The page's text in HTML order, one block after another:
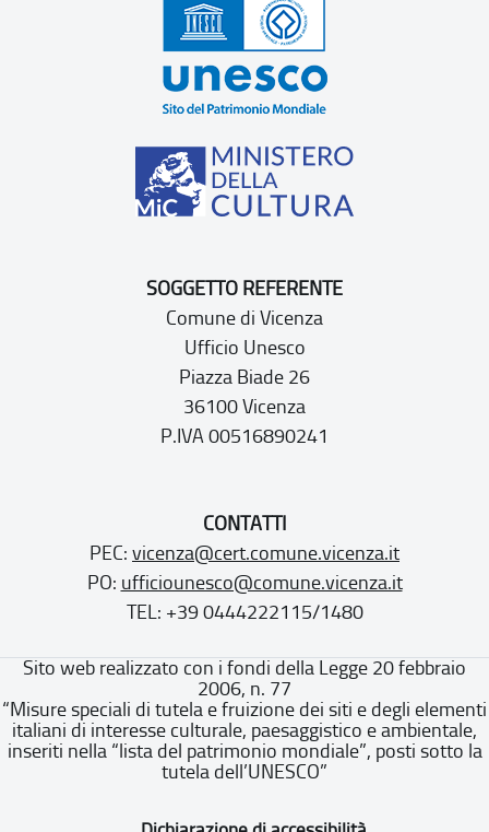
SOGGETTO REFERENTE
Comune di Vicenza
Ufficio Unesco
Piazza Biade 26
36100 Vicenza
P.IVA 00516890241
CONTATTI
PEC: vicenza@cert.comune.vicenza.it
PO: ufficiounesco@comune.vicenza.it
TEL: +39 0444222115/1480
Sito web realizzato con i fondi della Legge 20 febbraio
2006, n. 77
“Misure speciali di tutela e fruizione dei siti e degli elementi
italiani di interesse culturale, paesaggistico e ambientale,
inseriti nella “lista del patrimonio mondiale”, posti sotto la
tutela dell’UNESCO”